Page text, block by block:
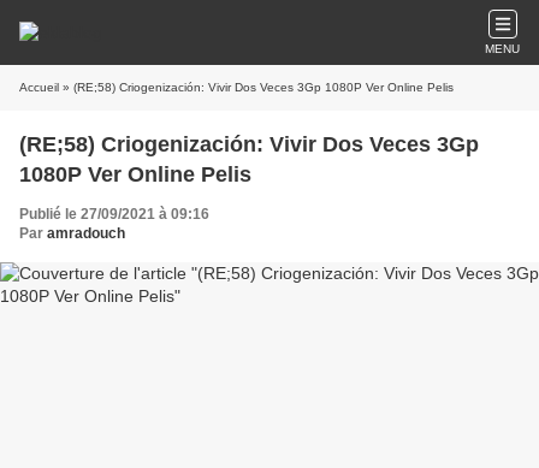
MENU
Accueil » (RE;58) Criogenización: Vivir Dos Veces 3Gp 1080P Ver Online Pelis
(RE;58) Criogenización: Vivir Dos Veces 3Gp
1080P Ver Online Pelis
Publié le 27/09/2021 à 09:16
Par amradouch